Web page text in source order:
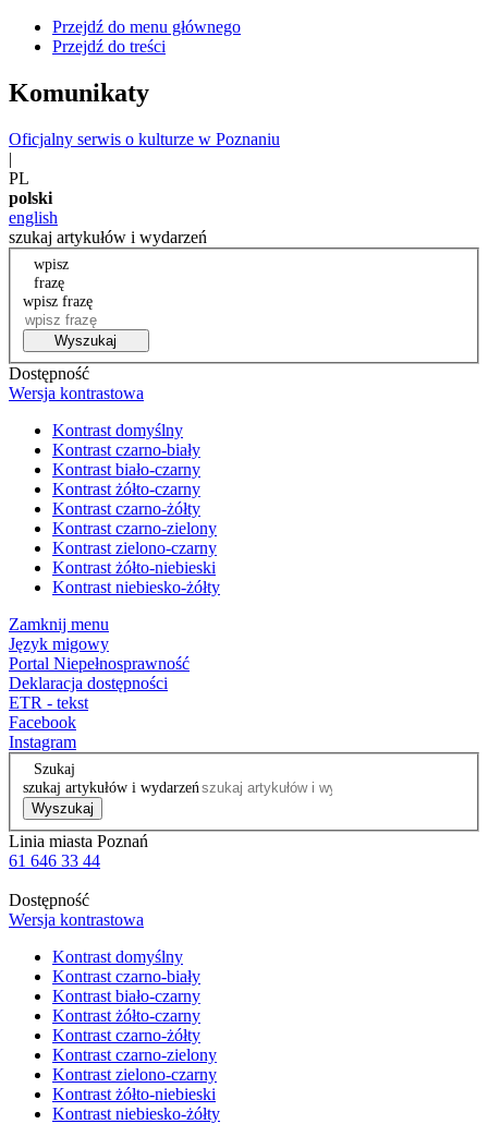
Przejdź do menu głównego
Przejdź do treści
Komunikaty
Oficjalny serwis o kulturze w Poznaniu
|
PL
polski
english
szukaj artykułów i wydarzeń
wpisz
frazę
wpisz frazę
Wyszukaj
Dostępność
Wersja kontrastowa
Kontrast domyślny
Kontrast czarno-biały
Kontrast biało-czarny
Kontrast żółto-czarny
Kontrast czarno-żółty
Kontrast czarno-zielony
Kontrast zielono-czarny
Kontrast żółto-niebieski
Kontrast niebiesko-żółty
Zamknij menu
Język migowy
Portal Niepełnosprawność
Deklaracja dostępności
ETR - tekst
Facebook
Instagram
Szukaj
szukaj artykułów i wydarzeń
Wyszukaj
Linia miasta Poznań
61 646 33 44
Dostępność
Wersja kontrastowa
Kontrast domyślny
Kontrast czarno-biały
Kontrast biało-czarny
Kontrast żółto-czarny
Kontrast czarno-żółty
Kontrast czarno-zielony
Kontrast zielono-czarny
Kontrast żółto-niebieski
Kontrast niebiesko-żółty